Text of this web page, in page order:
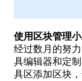
使用区块管理
经过数月的努
具编辑器和定
具区添加区块